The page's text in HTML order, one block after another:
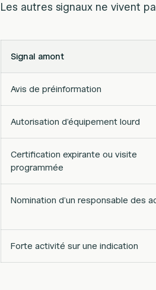
Les autres signaux ne vivent
Signal amont
Avis de préinformation
Autorisation d’équipement lourd
Certification expirante ou visite
programmée
Nomination d’un responsable des
Forte activité sur une indication